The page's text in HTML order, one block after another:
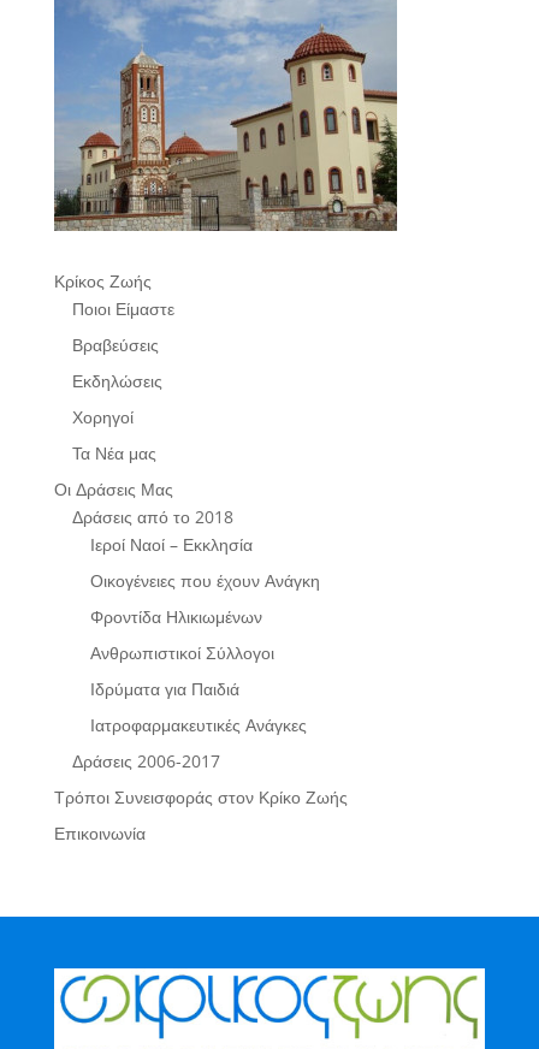
Κρίκος Ζωής
Ποιοι Είμαστε
Βραβεύσεις
Εκδηλώσεις
Χορηγοί
Τα Νέα μας
Οι Δράσεις Μας
Δράσεις από το 2018
Ιεροί Ναοί – Εκκλησία
Οικογένειες που έχουν Ανάγκη
Φροντίδα Ηλικιωμένων
Ανθρωπιστικοί Σύλλογοι
Ιδρύματα για Παιδιά
Ιατροφαρμακευτικές Ανάγκες
Δράσεις 2006-2017
Τρόποι Συνεισφοράς στον Κρίκο Ζωής
Επικοινωνία